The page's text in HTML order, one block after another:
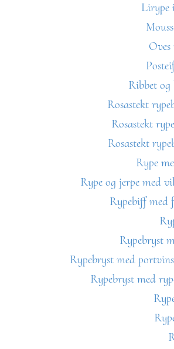
Lirype
Ribbet
Rosastekt
Rosastekt
Rosastekt
Rype
Rype og jerpe med
Rypebiff med
Rypebryst
Rypebryst med
Rypebryst med